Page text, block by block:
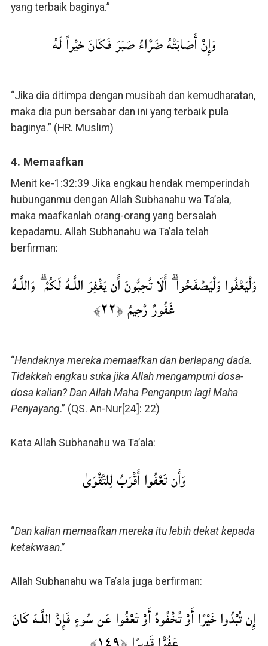
yang terbaik baginya.”
وَإِنْ أَصَابَتْهُ ضَرَّاءُ صَبَرَ فَكَانَ خيْراً لَهُ
“Jika dia ditimpa dengan musibah dan kemudharatan,
maka dia pun bersabar dan ini yang terbaik pula
baginya.” (HR. Muslim)
4. Memaafkan
Menit ke-1:32:39 Jika engkau hendak memperindah
hubunganmu dengan Allah Subhanahu wa Ta’ala,
maka maafkanlah orang-orang yang bersalah
kepadamu. Allah Subhanahu wa Ta’ala telah
berfirman:
وَلْيَعْفُوا وَلْيَصْفَحُوا ۗ أَلَا تُحِبُّونَ أَن يَغْفِرَ اللَّـهُ لَكُمْ ۗ وَاللَّـهُ
غَفُورٌ رَّحِيمٌ ﴿٢٢﴾
“Hendaknya mereka memaafkan dan berlapang dada.
Tidakkah engkau suka jika Allah mengampuni dosa-
dosa kalian? Dan Allah Maha Penganpun lagi Maha
Penyayang.” (QS. An-Nur[24]: 22)
Kata Allah Subhanahu wa Ta’ala:
وَأَن تَعْفُوا أَقْرَبُ لِلتَّقْوَىٰ
“Dan kalian memaafkan mereka itu lebih dekat kepada
ketakwaan.”
Allah Subhanahu wa Ta’ala juga berfirman:
إِن تُبْدُوا خَيْرًا أَوْ تُخْفُوهُ أَوْ تَعْفُوا عَن سُوءٍ فَإِنَّ اللَّـهَ كَانَ